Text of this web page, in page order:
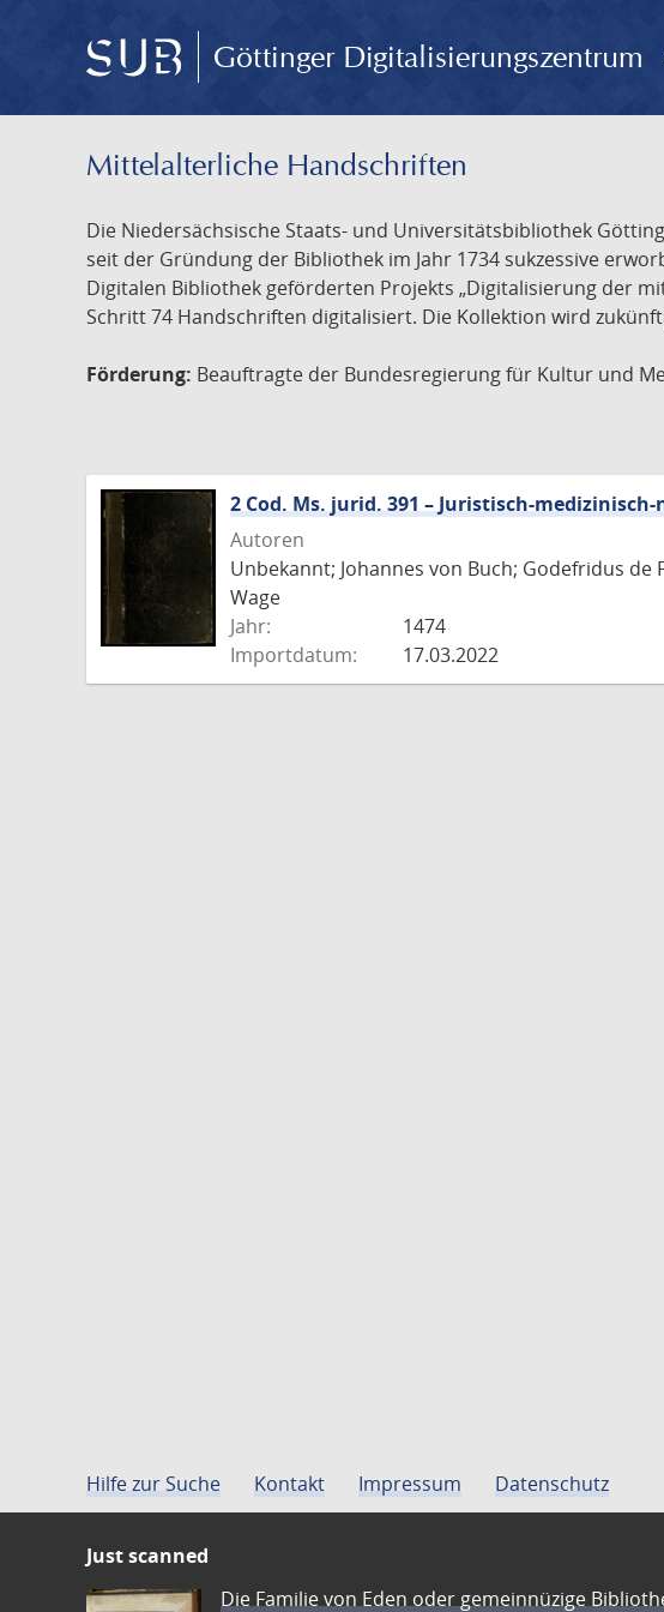
Göttinger Digitalisierungszentrum
Mittelalterliche Handschriften
Die Niedersächsische Staats- und Universitätsbibliothek
seit der Gründung der Bibliothek im Jahr 1734 sukzessive
Digitalen Bibliothek geförderten Projekts „Digitalisierung der
Schritt 74 Handschriften digitalisiert. Die Kollektion wird
Förderung: Beauftragte der Bundesregierung für Kultur und
2 Cod. Ms. jurid. 391 – Juristisch-
Autoren
Unbekannt; Johannes von Buch; Godefridus
Wage
Jahr:
1474
Importdatum:
17.03.2022
Hilfe zur Suche Kontakt Impressum Datenschutz
Just scanned
Die Familie von Eden oder gemeinnüzige